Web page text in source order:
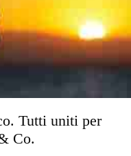
Tutti uniti per
Co.